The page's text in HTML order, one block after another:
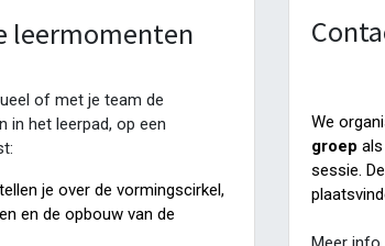
leermomenten
of met je team de
in het leerpad, op een
je over de vormingscirkel,
en de opbouw van de
We
groep
sessie.